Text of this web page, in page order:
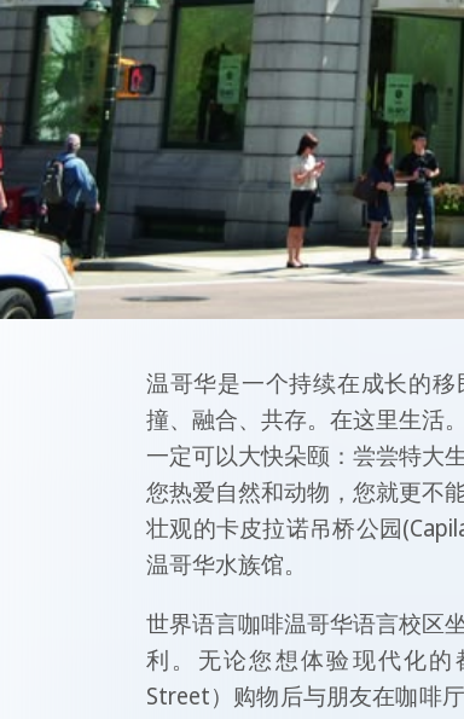
温哥华是一个持续在成长的
撞、融合、共存。在这里生活
一定可以大快朵颐：尝尝特大
您热爱自然和动物，您就更不
壮观的卡皮拉诺吊桥公园
温哥华水族馆。
世界语言咖啡温哥华语言校区
利。无论您想体验现代化的
Street）购物后与朋友在咖啡